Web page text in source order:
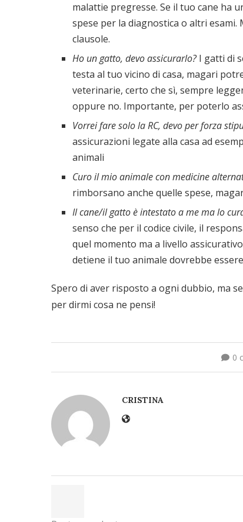
malattie pregresse. Se il tuo cane ha
spese per la diagnostica o altri
clausole.
Ho un gatto, devo assicurarlo?I gatti di
testa al tuo vicino di casa, magari
veterinarie, certo che sì, sempre
oppure no. Importante, per poterlo
Vorrei fare solo la RC, devo per forza
assicurazioni legate alla casa ad
animali
Curo il mio animale con medicine
rimborsano anche quelle spese,
Il cane/il gatto è intestato a me ma lo
senso che per il codice civile, il
quel momento ma a livello
detiene il tuo animale dovrebbe
Spero di aver risposto a ogni dubbio, ma
per dirmi cosa ne pensi!
0
CRISTINA